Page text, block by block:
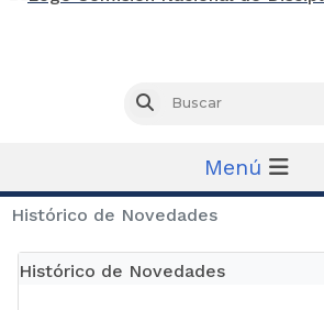
Buscar
Menú
Histórico de Novedades
Histórico de Novedades